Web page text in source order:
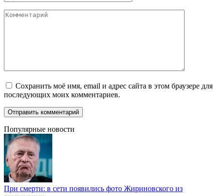
Комментарий
Сохранить моё имя, email и адрес сайта в этом браузере для
последующих моих комментариев.
Популярные новости
При смерти: в сети появились фото Жириновского из